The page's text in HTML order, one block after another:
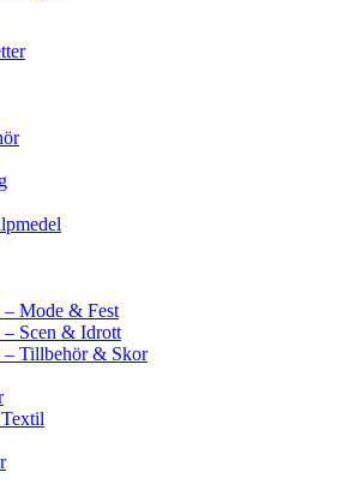
Mode & Fest
Scen & Idrott
Tillbehör & Skor